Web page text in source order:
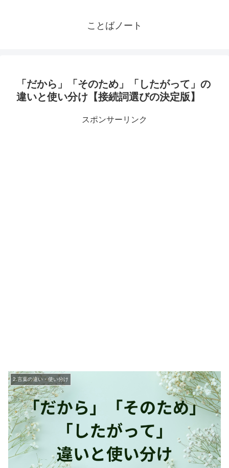
ことばノート
「だから」「そのため」「したがって」の
違いと使い分け【接続詞選びの決定版】
スポンサーリンク
2.言葉の違い・使い分け